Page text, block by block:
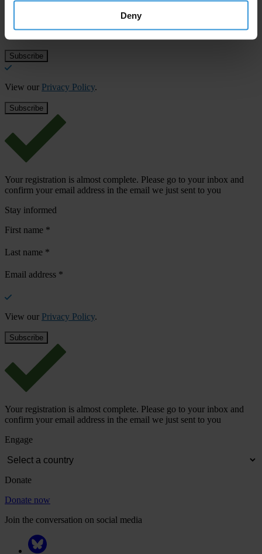
Deny
Email address*
View our Privacy Policy.
Your registration is almost complete. Please go to your inbox and
confirm your email address in the email we just sent to you
Stay informed
First name *
Last name *
Email address *
View our Privacy Policy.
Your registration is almost complete. Please go to your inbox and
confirm your email address in the email we just sent to you
Engage
Donate
Donate now
Join the conversation on social media